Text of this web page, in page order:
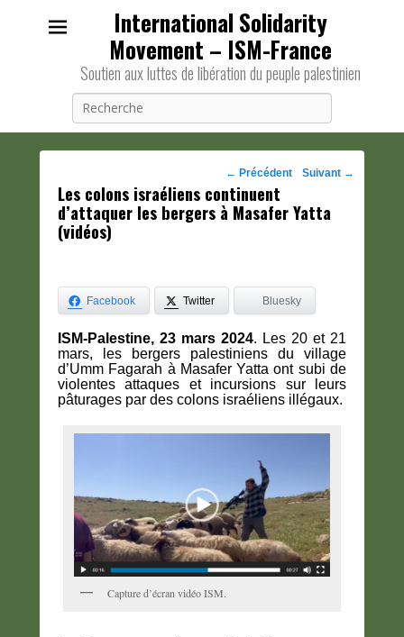
International Solidarity
Movement – ISM-France
Soutien aux luttes de libération du peuple palestinien
Navigation
des
← Précédent Suivant →
Les colons israéliens continuent
d’attaquer les bergers à Masafer Yatta
(vidéos)
Facebook Twitter Bluesky
ISM-Palestine, 23 mars 2024. Les 20 et 21
mars, les bergers palestiniens du village
d’Umm Fagarah à Masafer Yatta ont subi de
violentes attaques et incursions sur leurs
pâturages par des colons israéliens illégaux.
Capture d’écran vidéo ISM.